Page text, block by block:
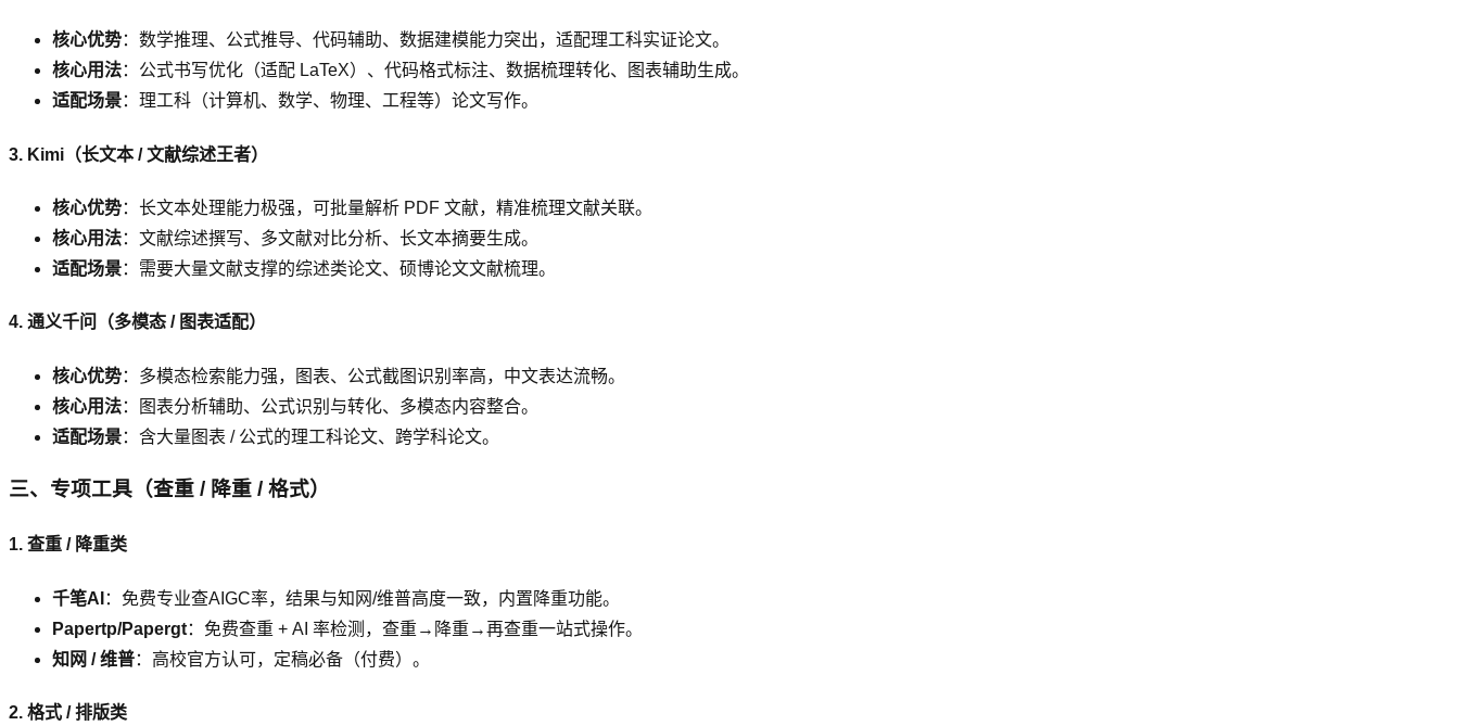
核心优势：数学推理、公式推导、代码辅助、数据建模能力突出，适配理工科实证论文。
核心用法：公式书写优化（适配 LaTeX）、代码格式标注、数据梳理转化、图表辅助生成。
适配场景：理工科（计算机、数学、物理、工程等）论文写作。
3. Kimi（长文本 / 文献综述王者）
核心优势：长文本处理能力极强，可批量解析 PDF 文献，精准梳理文献关联。
核心用法：文献综述撰写、多文献对比分析、长文本摘要生成。
适配场景：需要大量文献支撑的综述类论文、硕博论文文献梳理。
4. 通义千问（多模态 / 图表适配）
核心优势：多模态检索能力强，图表、公式截图识别率高，中文表达流畅。
核心用法：图表分析辅助、公式识别与转化、多模态内容整合。
适配场景：含大量图表 / 公式的理工科论文、跨学科论文。
三、专项工具（查重 / 降重 / 格式）
1. 查重 / 降重类
千笔AI ：免费专业查AIGC率，结果与知网/维普高度一致，内置降重功能。
Papertp/Papergt：免费查重 + AI 率检测，查重→降重→再查重一站式操作。
知网 / 维普：高校官方认可，定稿必备（付费）。
2. 格式 / 排版类